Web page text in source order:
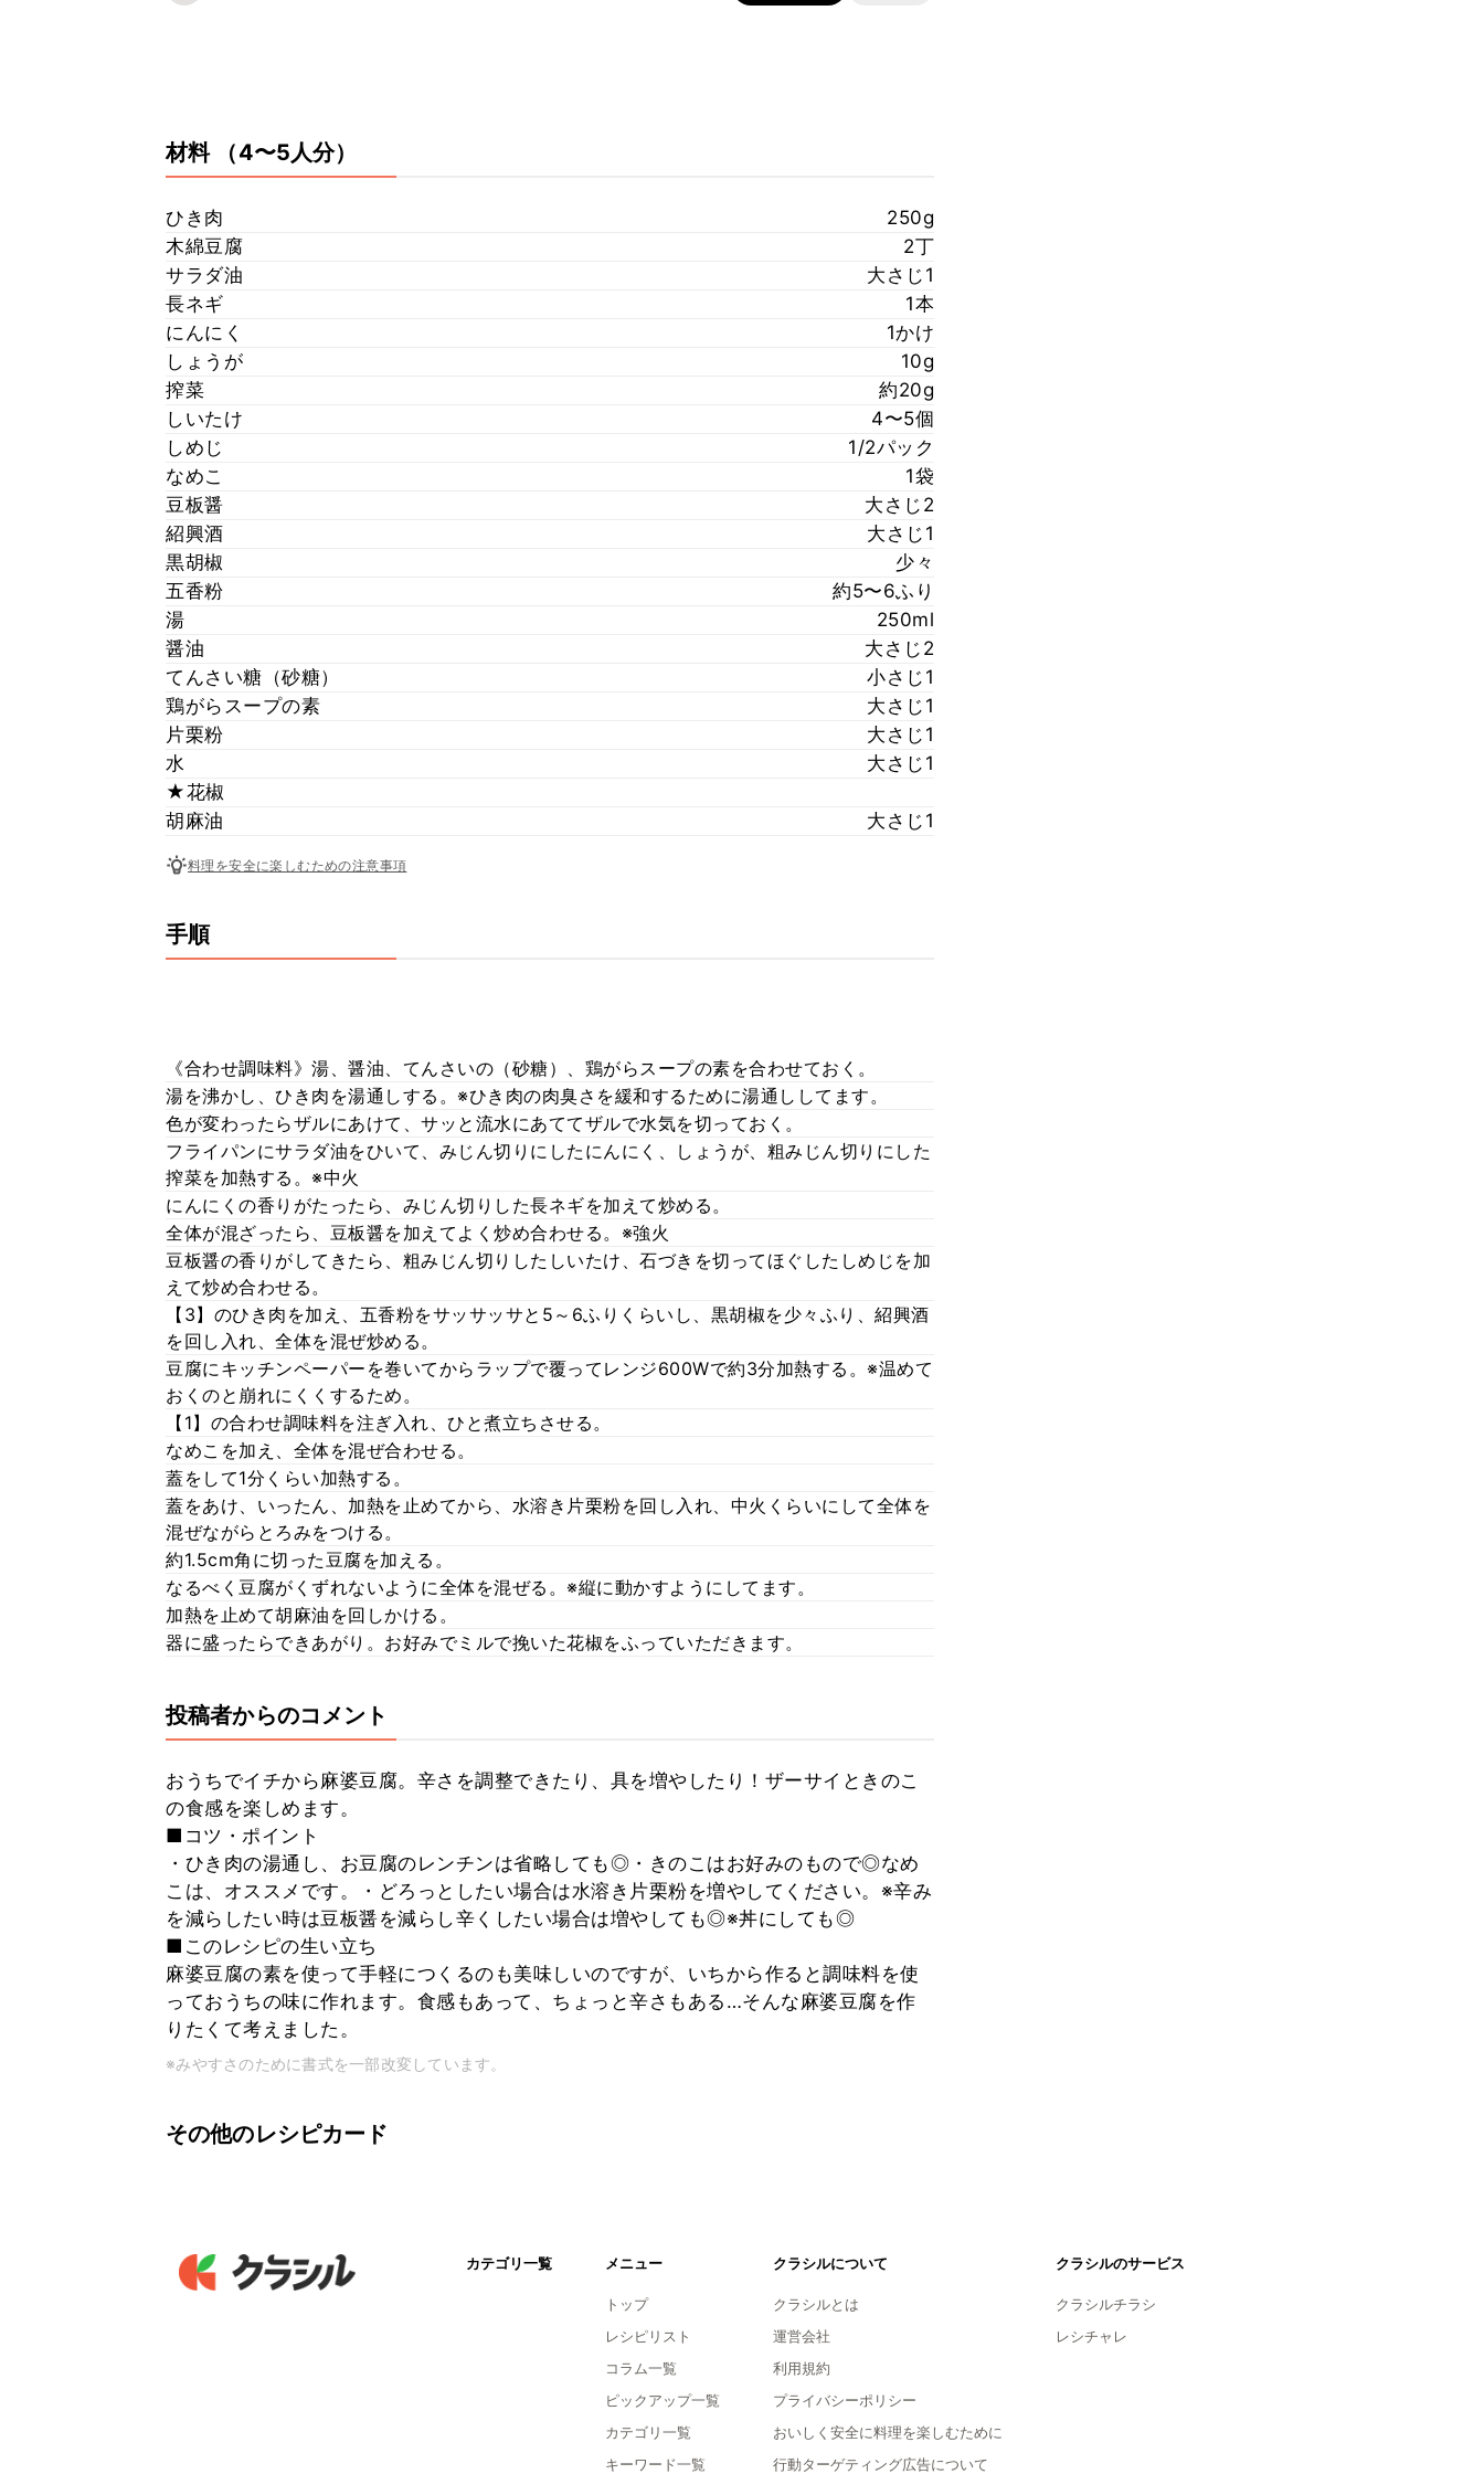
材料 （4〜5人分）
ひき肉
250g
木綿豆腐
2丁
サラダ油
大さじ1
長ネギ
1本
にんにく
1かけ
しょうが
10g
搾菜
約20g
しいたけ
4〜5個
しめじ
1/2パック
なめこ
1袋
豆板醤
大さじ2
紹興酒
大さじ1
黒胡椒
少々
五香粉
約5〜6ふり
湯
250ml
醤油
大さじ2
てんさい糖（砂糖）
小さじ1
鶏がらスープの素
大さじ1
片栗粉
大さじ1
水
大さじ1
★花椒
胡麻油
大さじ1
料理を安全に楽しむための注意事項
手順
《合わせ調味料》湯、醤油、てんさいの（砂糖）、鶏がらスープの素を合わせておく。
湯を沸かし、ひき肉を湯通しする。※ひき肉の肉臭さを緩和するために湯通ししてます。
色が変わったらザルにあけて、サッと流水にあててザルで水気を切っておく。
フライパンにサラダ油をひいて、みじん切りにしたにんにく、しょうが、粗みじん切りにした
搾菜を加熱する。※中火
にんにくの香りがたったら、みじん切りした長ネギを加えて炒める。
全体が混ざったら、豆板醤を加えてよく炒め合わせる。※強火
豆板醤の香りがしてきたら、粗みじん切りしたしいたけ、石づきを切ってほぐしたしめじを加
えて炒め合わせる。
【3】のひき肉を加え、五香粉をサッサッサと5～6ふりくらいし、黒胡椒を少々ふり、紹興酒
を回し入れ、全体を混ぜ炒める。
豆腐にキッチンペーパーを巻いてからラップで覆ってレンジ600Wで約3分加熱する。※温めて
おくのと崩れにくくするため。
【1】の合わせ調味料を注ぎ入れ、ひと煮立ちさせる。
なめこを加え、全体を混ぜ合わせる。
蓋をして1分くらい加熱する。
蓋をあけ、いったん、加熱を止めてから、水溶き片栗粉を回し入れ、中火くらいにして全体を
混ぜながらとろみをつける。
約1.5cm角に切った豆腐を加える。
なるべく豆腐がくずれないように全体を混ぜる。※縦に動かすようにしてます。
加熱を止めて胡麻油を回しかける。
器に盛ったらできあがり。お好みでミルで挽いた花椒をふっていただきます。
投稿者からのコメント
おうちでイチから麻婆豆腐。辛さを調整できたり、具を増やしたり！ザーサイときのこ
の食感を楽しめます。
■コツ・ポイント
・ひき肉の湯通し、お豆腐のレンチンは省略しても◎・きのこはお好みのもので◎なめ
こは、オススメです。・どろっとしたい場合は水溶き片栗粉を増やしてください。※辛み
を減らしたい時は豆板醤を減らし辛くしたい場合は増やしても◎※丼にしても◎
■このレシピの生い立ち
麻婆豆腐の素を使って手軽につくるのも美味しいのですが、いちから作ると調味料を使
っておうちの味に作れます。食感もあって、ちょっと辛さもある…そんな麻婆豆腐を作
りたくて考えました。
※みやすさのために書式を一部改変しています。
その他のレシピカード
カテゴリ一覧 メニュー
トップ
レシピリスト
コラム一覧
ピックアップ一覧
カテゴリ一覧
キーワード一覧
クラシルについて
クラシルとは
運営会社
利用規約
プライバシーポリシー
おいしく安全に料理を楽しむために
行動ターゲティング広告について
クラシルのサービス
クラシルチラシ
レシチャレ